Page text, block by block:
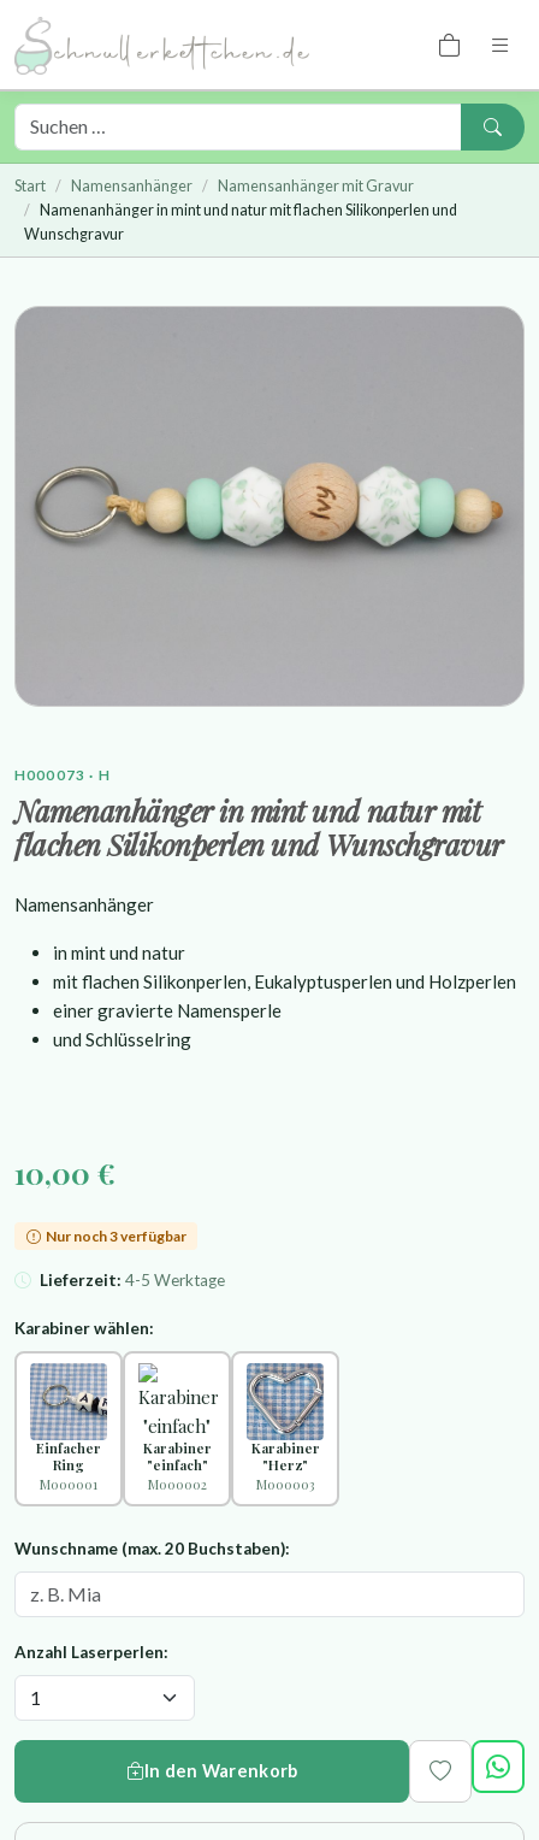
Start Namensanhänger
Namensanhänger mit Gravur
Namenanhänger in mint und natur mit flachen Silikonperlen und
Wunschgravur
H000073 · H
Namenanhänger in mint und natur mit
flachen Silikonperlen und Wunschgravur
Namensanhänger
in mint und natur
mit flachen Silikonperlen, Eukalyptusperlen und Holzperlen
einer gravierte Namensperle
und Schlüsselring
10,00 €
Nur noch 3 verfügbar
Lieferzeit: 4-5 Werktage
Karabiner wählen:
Einfacher
Ring
M000001
Karabiner
"einfach"
M000002
Karabiner
"Herz"
M000003
Wunschname (max. 20 Buchstaben):
Anzahl Laserperlen:
In den Warenkorb